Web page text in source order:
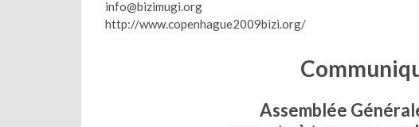
info@bizimugi.org
http://www.copenhague2009bizi.org/
Assemblée